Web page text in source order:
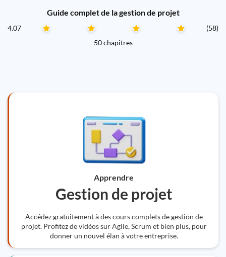
Guide complet de la gestion de projet
4.07
(58)
50 chapitres
Apprendre
Gestion de projet
Accédez gratuitement à des cours complets de gestion de
projet. Profitez de vidéos sur Agile, Scrum et bien plus, pour
donner un nouvel élan à votre entreprise.